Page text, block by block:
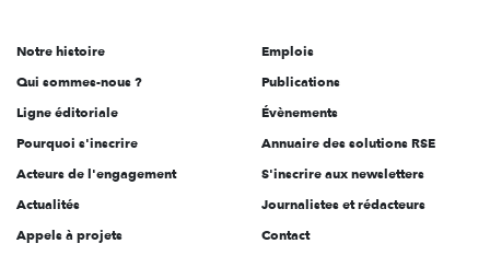
l'engagement
Notre histoire
Qui sommes-nous ?
Ligne éditoriale
Pourquoi s'inscrire
Acteurs de l'engagement
Actualités
Appels à projets
Emplois
Publications
Évènements
Annuaire des solutions RSE
S'inscrire aux newsletters
Journalistes et rédacteurs
Contact